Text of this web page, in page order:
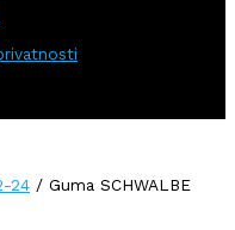
24 / Guma SCHWALBE